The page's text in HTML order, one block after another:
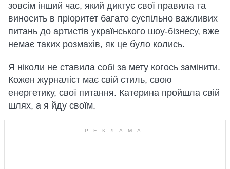
зовсім інший час, який диктує свої правила та
виносить в пріоритет багато суспільно важливих
питань до артистів українського шоу-бізнесу, вже
немає таких розмахів, як це було колись.
Я ніколи не ставила собі за мету когось замінити.
Кожен журналіст має свій стиль, свою
енергетику, свої питання. Катерина пройшла свій
шлях, а я йду своїм.